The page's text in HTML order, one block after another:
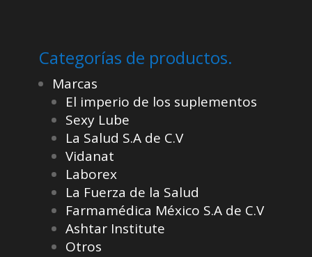
Categorías de productos.
Marcas
El imperio de los suplementos
Sexy Lube
La Salud S.A de C.V
Vidanat
Laborex
La Fuerza de la Salud
Farmamédica México S.A de C.V
Ashtar Institute
Otros